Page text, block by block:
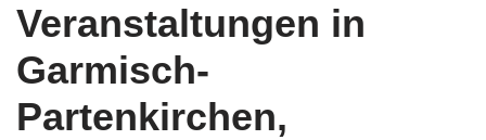
Veranstaltungen in
Garmisch-
Partenkirchen,